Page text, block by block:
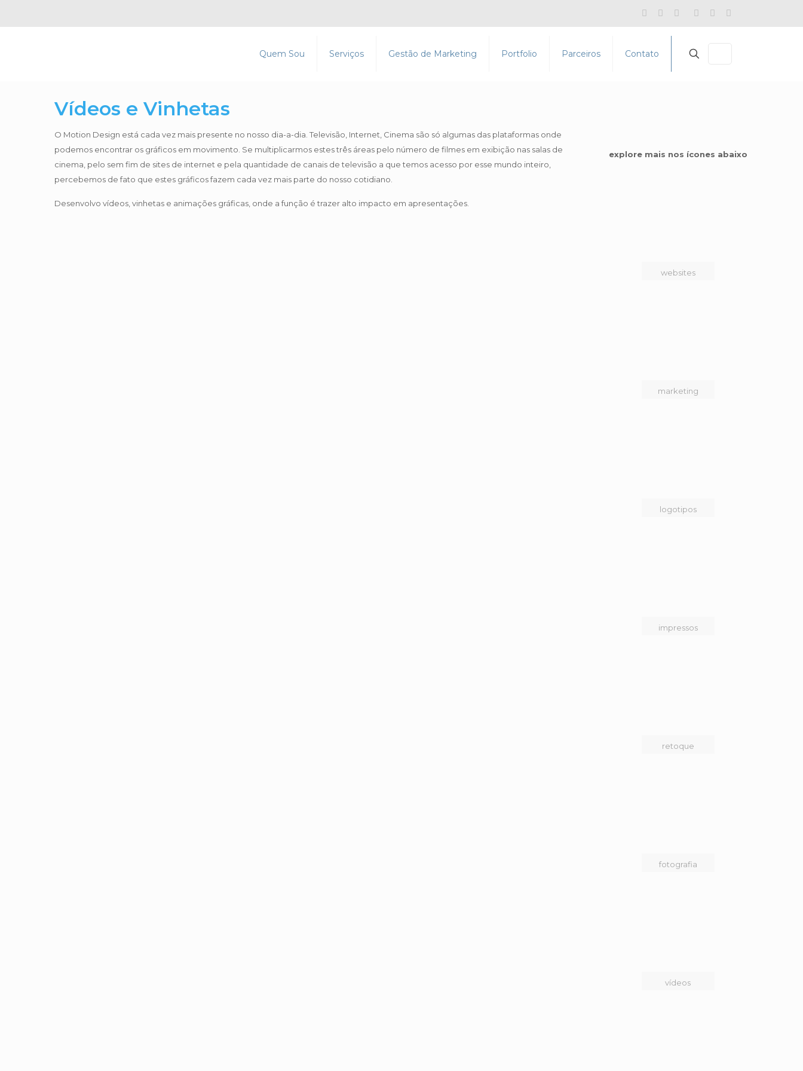
Quem Sou Serviços Gestão de Marketing Portfolio Parceiros Contato
Vídeos e Vinhetas
O Motion Design está cada vez mais presente no nosso dia-a-dia. Televisão, Internet, Cinema são só algumas das plataformas onde
podemos encontrar os gráficos em movimento. Se multiplicarmos estes três áreas pelo número de filmes em exibição nas salas de
cinema, pelo sem fim de sites de internet e pela quantidade de canais de televisão a que temos acesso por esse mundo inteiro,
percebemos de fato que estes gráficos fazem cada vez mais parte do nosso cotidiano.
Desenvolvo vídeos, vinhetas e animações gráficas, onde a função é trazer alto impacto em apresentações.
explore mais nos ícones abaixo
websites
marketing
logotipos
impressos
retoque
fotografia
vídeos